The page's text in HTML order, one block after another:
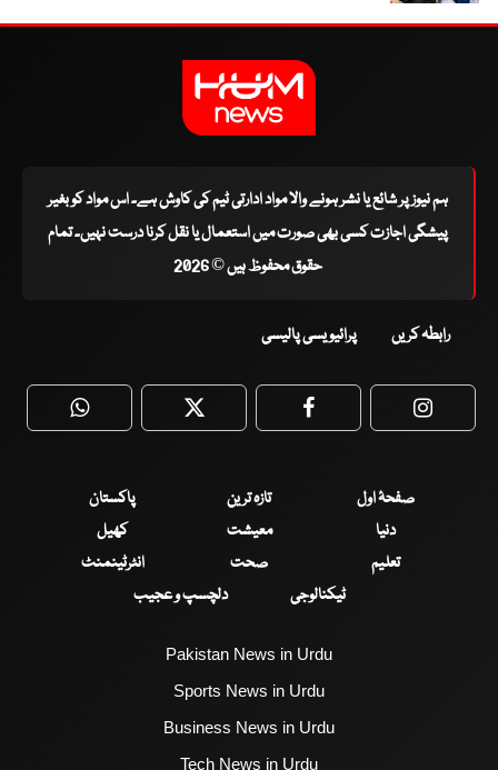
ہم نیوز پر شائع یا نشر ہونے والا مواد ادارتی ٹیم کی کاوش ہے۔ اس مواد کو بغیر
پیشگی اجازت کسی بھی صورت میں استعمال یا نقل کرنا درست نہیں۔ تمام
حقوق محفوظ ہیں © 2026
رابطہ کریں پرائیویسی پالیسی
WhatsApp Twitter Facebook
صفحۂ اول تازہ ترین
پاکستان
دنیا
معیشت
کھیل
تعلیم
صحت
انٹرٹینمنٹ
ٹیکنالوجی
دلچسپ و عجیب
Pakistan News in Urdu
Sports News in Urdu
Business News in Urdu
Tech News in Urdu